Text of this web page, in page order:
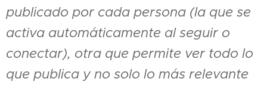
publicado por cada persona (la que se
activa automáticamente al seguir o
conectar), otra que permite ver todo lo
que publica y no solo lo más relevante